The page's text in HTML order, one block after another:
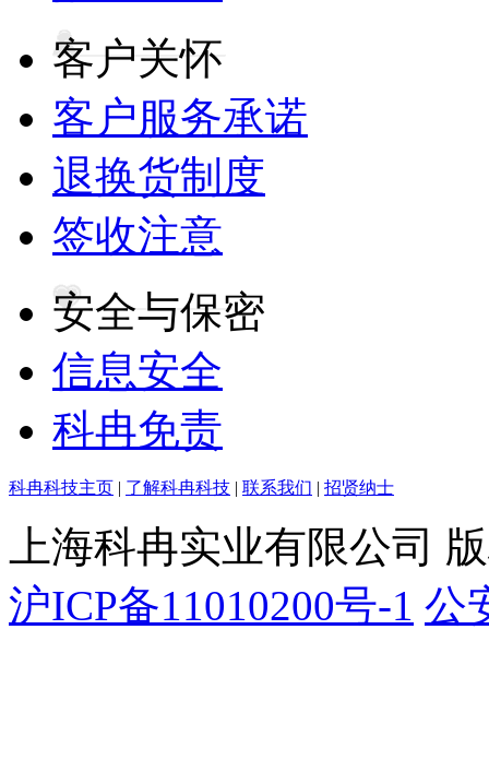
客户关怀
客户服务承诺
退换货制度
签收注意
安全与保密
信息安全
科冉免责
科冉科技主页 | 了解科冉科技 | 联系我们 | 招贤纳士
上海科冉实业有限公司
沪ICP备11010200号-1 公